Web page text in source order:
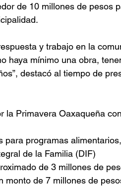
de 10 millones de pesos
y trabajo en la
haya mínimo una obra,
destacó al tiempo de
la Primavera Oaxaqueña
para programas
de la Familia (DIF)
de 3 millones de
monto de 7 millones de